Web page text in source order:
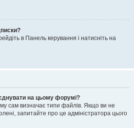
в Панель керування і натисніть на
на цьому форумі?
сам визначає типи файлів. Якщо ви не
запитайте про це адміністратора цього